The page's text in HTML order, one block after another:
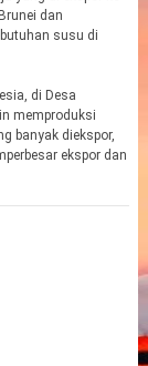
dan
susu di
di Desa
memproduksi
banyak diekspor,
ekspor dan